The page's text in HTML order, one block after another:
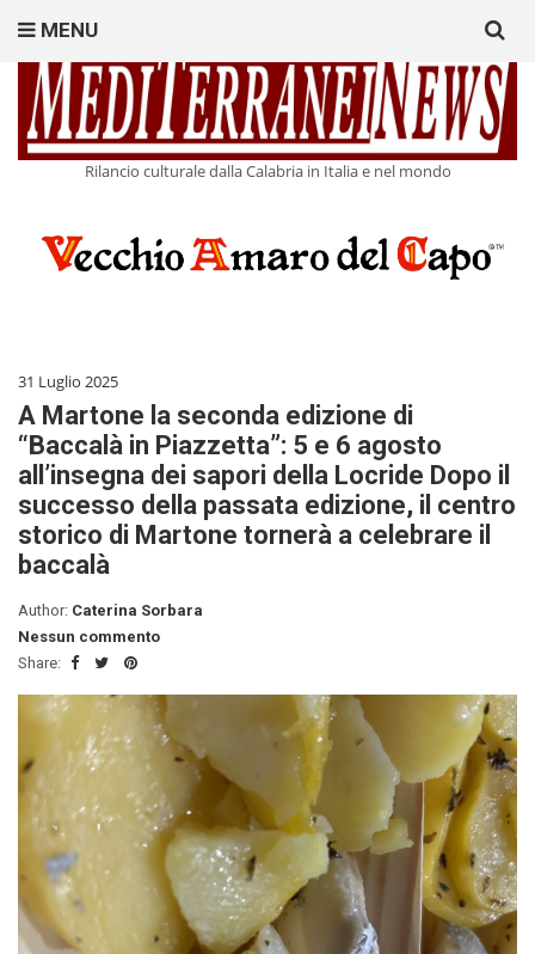
Rilancio culturale dalla Calabria in Italia e nel mondo
MENU
for:
31 Luglio 2025
A Martone la seconda edizione di
“Baccalà in Piazzetta”: 5 e 6 agosto
all’insegna dei sapori della Locride Dopo il
successo della passata edizione, il centro
storico di Martone tornerà a celebrare il
baccalà
Author: Caterina Sorbara
Nessun commento
Share: